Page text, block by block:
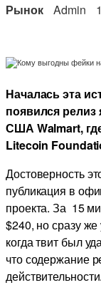
Рынок Admin
Началась эта
появился релиз
США Walmart,
Litecoin
Достоверность
публикация в
проекта. За 15
$240, но сразу
когда твит был
что содержание
действительности.